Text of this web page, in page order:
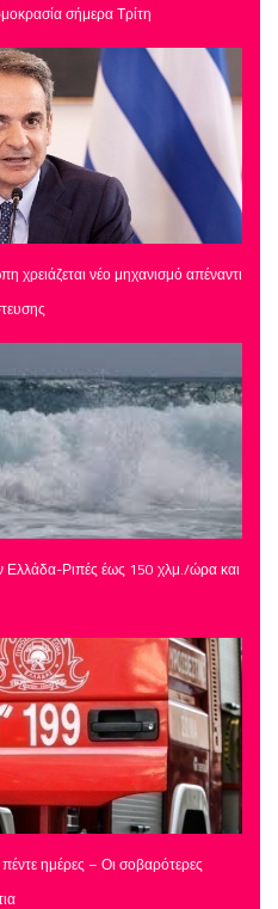
σήμερα Τρίτη
νέο μηχανισμό απέναντι
Ριπές έως 150 χλμ./ώρα και
ημέρες – Οι σοβαρότερες